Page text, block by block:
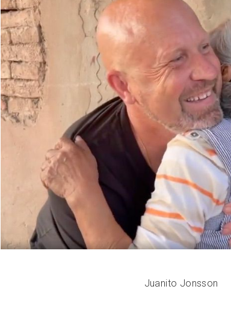
Juanito Jonsson